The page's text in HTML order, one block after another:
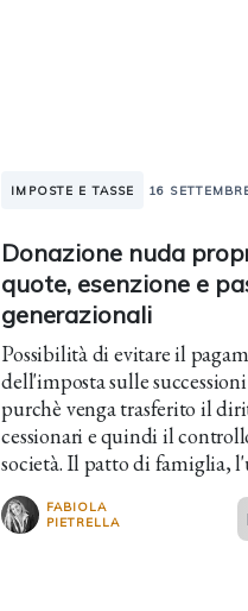
IMPOSTE E TASSE 16
Donazione nuda
quote, esenzione e
generazionali
Possibilità di evitare il
dell'imposta sulle
purchè venga trasferito il
cessionari e quindi il
società. Il patto di famiglia,
altre opzioni.
FABIOLA
PIETRELLA